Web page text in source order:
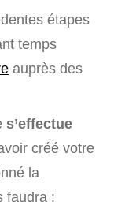
étapes
temps
auprès des
s’effectue
créé votre
la
faudra :